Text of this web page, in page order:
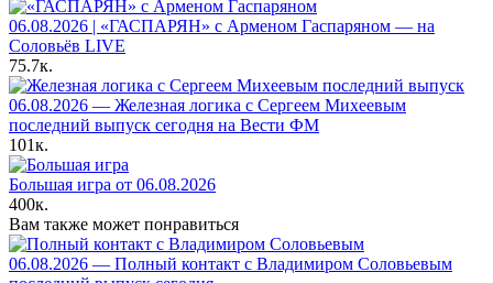
06.08.2026 | «ГАСПАРЯН» с Арменом Гаспаряном — на
Соловьёв LIVE
75.7к.
06.08.2026 — Железная логика с Сергеем Михеевым
последний выпуск сегодня на Вести ФМ
101к.
Большая игра от 06.08.2026
400к.
Вам также может понравиться
06.08.2026 — Полный контакт с Владимиром Соловьевым